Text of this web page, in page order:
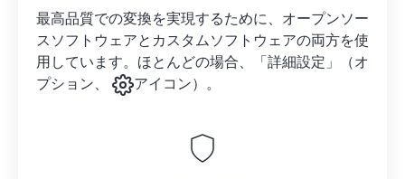
最高品質での変換を実現するために、オープンソー
スソフトウェアとカスタムソフトウェアの両方を使
用しています。ほとんどの場合、「詳細設定」（オ
プション、
アイコン）。